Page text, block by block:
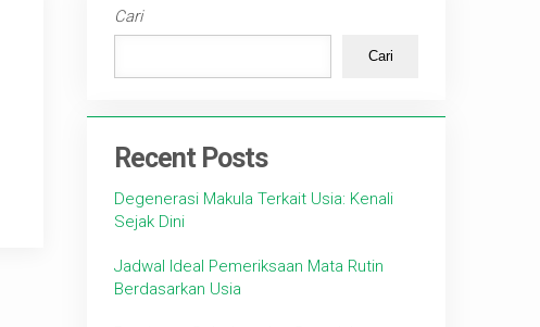
Cari
Cari
Recent Posts
Degenerasi Makula Terkait Usia: Kenali
Sejak Dini
Jadwal Ideal Pemeriksaan Mata Rutin
Berdasarkan Usia